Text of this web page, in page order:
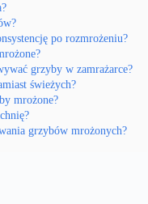
po rozmrożeniu?
grzyby w zamrażarce?
świeżych?
mrożone?
grzybów mrożonych?